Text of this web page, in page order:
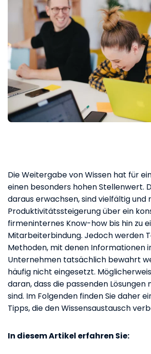
Die Weitergabe von Wissen hat für
einen besonders hohen Stellenwert.
daraus erwachsen, sind vielfältig und
Produktivitätssteigerung über ein
firmeninternes Know-how bis hin zu
Mitarbeiterbindung. Jedoch werden
Methoden, mit denen Informationen
Unternehmen tatsächlich bewahrt
häufig nicht eingesetzt.
daran, dass die passenden
sind. Im Folgenden finden Sie daher
Tipps, die den Wissensaustausch
In diesem Artikel erfahren Sie: